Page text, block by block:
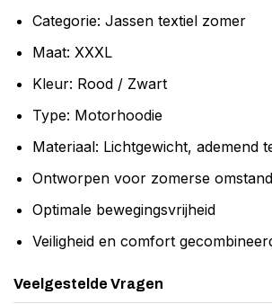
Categorie: Jassen textiel zomer
Maat: XXXL
Kleur: Rood / Zwart
Type: Motorhoodie
Materiaal: Lichtgewicht, ademend
Ontworpen voor zomerse
Optimale bewegingsvrijheid
Veiligheid en comfort
Veelgestelde Vragen